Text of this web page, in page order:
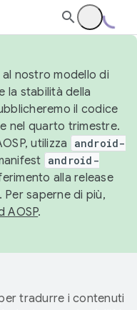
nostro modello di
la stabilità della
il codice
nel quarto trimestre.
utilizza
android-
android-
alla release
Per saperne di più,
AOSP.
tradurre i contenuti